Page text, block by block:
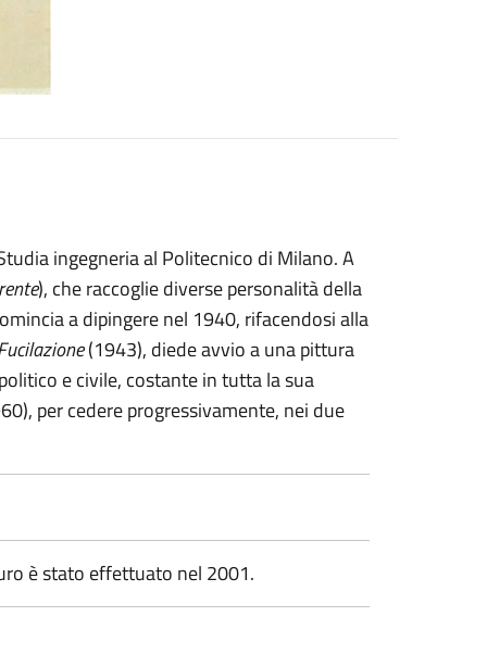
ingegneria al Politecnico di Milano. A
), che raccoglie diverse personalità della
a dipingere nel 1940, rifacendosi alla
(1943), diede avvio a una pittura
e civile, costante in tutta la sua
per cedere progressivamente, nei due
è stato effettuato nel 2001.